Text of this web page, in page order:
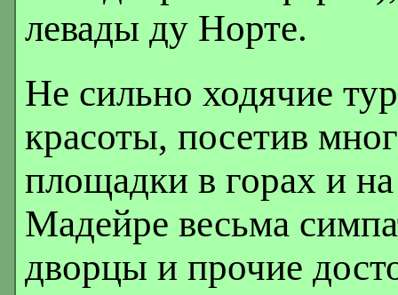
левады ду Норте.
Не сильно ходячие
красоты, посетив
площадки в горах и
Мадейре весьма
дворцы и прочие